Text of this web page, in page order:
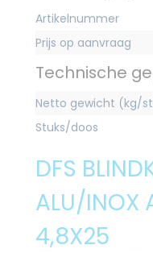
Artikelnummer
Prijs op aanvraag
Technische
Netto gewicht (kg/
Stuks/doos
DFS
ALU/INOX
4,8X25